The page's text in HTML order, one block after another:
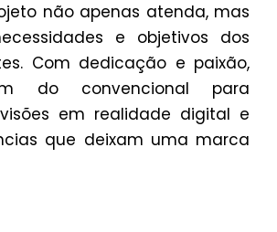
não apenas atenda, mas
e objetivos dos
Com dedicação e paixão,
do convencional para
em realidade digital e
que deixam uma marca